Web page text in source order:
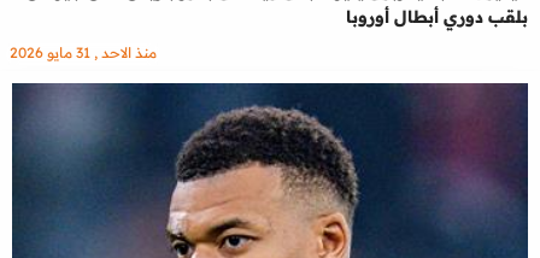
بلقب دوري أبطال أوروبا
منذ الاحد , 31 مايو 2026